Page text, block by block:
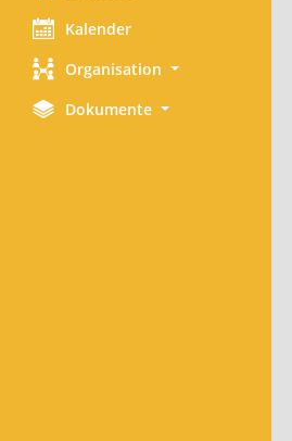
Kalender
Organisation
Dokumente